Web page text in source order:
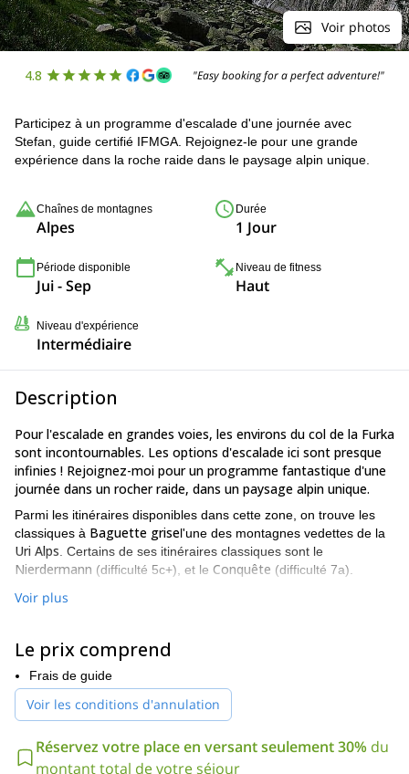
Voir photos
4.8 "Easy booking for a perfect adventure!"
Participez à un programme d'escalade d'une journée avec
Stefan, guide certifié IFMGA. Rejoignez-le pour une grande
expérience dans la roche raide dans le paysage alpin unique.
Chaînes de montagnes
Alpes
Durée
1 Jour
Période disponible
Jui - Sep
Niveau de fitness
Haut
Niveau d'expérience
Intermédiaire
Description
Pour l'escalade en grandes voies, les environs du col de la Furka
sont incontournables. Les options d'escalade ici sont presque
infinies ! Rejoignez-moi pour un programme fantastique d'une
journée dans un rocher raide, dans un paysage alpin unique.
Parmi les itinéraires disponibles dans cette zone, on trouve les
classiques à Baguette grisel'une des montagnes vedettes de la
Uri Alps . Certains de ses itinéraires classiques sont le
Nierdermann (difficulté 5c+), et le Conquête (difficulté 7a).
D'autres routes dans cette région comprennent :
Mur ouest du Gross Bielenhorn
Mur sud du Chli Bielenhorn (Perrenoud - niveau de difficulté
6a)
Le siteniveau de compétencerequis pour ce programme
dépend des différents itinéraires possibles.
J'espère que vous pourrez me rejoindre bientôt pour profiter de
Voir plus
Le prix comprend
Frais de guide
Voir les conditions d'annulation
Réservez votre place en versant seulement 30% du
montant total de votre séjour